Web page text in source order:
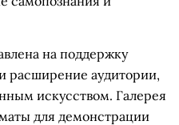
на поддержку
расширение аудитории,
искусством. Галерея
для демонстрации